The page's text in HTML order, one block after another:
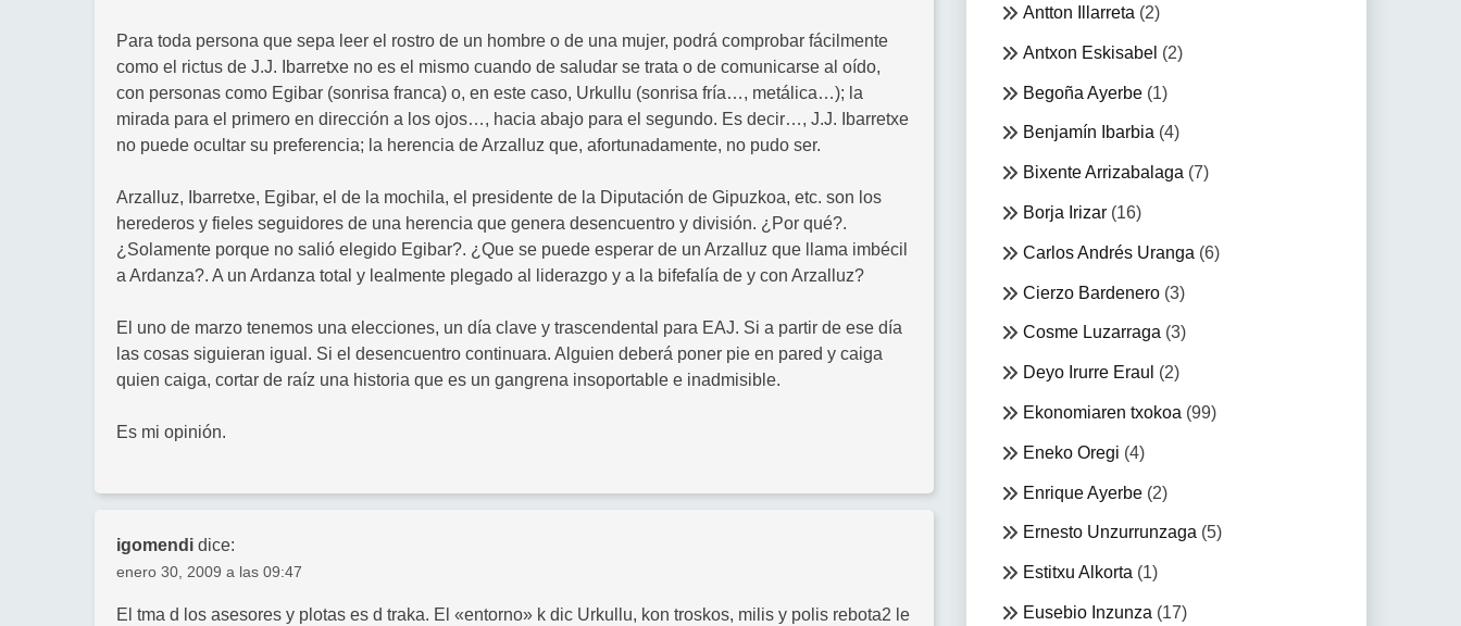
Para toda persona que sepa leer el rostro de un hombre o de una mujer, podrá comprobar fácilmente
como el rictus de J.J. Ibarretxe no es el mismo cuando de saludar se trata o de comunicarse al oído,
con personas como Egibar (sonrisa franca) o, en este caso, Urkullu (sonrisa fría…, metálica…); la
mirada para el primero en dirección a los ojos…, hacia abajo para el segundo. Es decir…, J.J. Ibarretxe
no puede ocultar su preferencia; la herencia de Arzalluz que, afortunadamente, no pudo ser.
Arzalluz, Ibarretxe, Egibar, el de la mochila, el presidente de la Diputación de Gipuzkoa, etc. son los
herederos y fieles seguidores de una herencia que genera desencuentro y división. ¿Por qué?.
¿Solamente porque no salió elegido Egibar?. ¿Que se puede esperar de un Arzalluz que llama imbécil
a Ardanza?. A un Ardanza total y lealmente plegado al liderazgo y a la bifefalía de y con Arzalluz?
El uno de marzo tenemos una elecciones, un día clave y trascendental para EAJ. Si a partir de ese día
las cosas siguieran igual. Si el desencuentro continuara. Alguien deberá poner pie en pared y caiga
quien caiga, cortar de raíz una historia que es un gangrena insoportable e inadmisible.
Es mi opinión.
igomendi dice:
enero 30, 2009 a las 09:47
El tma d los asesores y plotas es d traka. El «entorno» k dic Urkullu, kon troskos, milis y polis rebota2 le
Antton Illarreta (2)
Antxon Eskisabel (2)
Begoña Ayerbe(1)
Benjamín Ibarbia (4)
Bixente Arrizabalaga (7)
Borja Irizar(16)
Carlos Andrés Uranga (6)
Cierzo Bardenero(3)
Cosme Luzarraga (3)
Deyo Irurre Eraul (2)
Ekonomiaren txokoa (99)
Eneko Oregi (4)
Enrique Ayerbe(2)
Ernesto Unzurrunzaga (5)
Estitxu Alkorta (1)
Eusebio Inzunza (17)